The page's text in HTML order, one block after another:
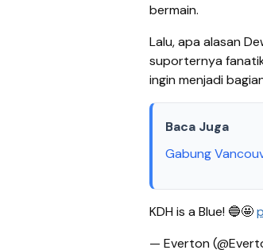
bermain.
Lalu, apa alasan
suporternya
ingin menjadi
Baca Juga
Gabung
KDH is a Blue! 🔵🤩
— Everton